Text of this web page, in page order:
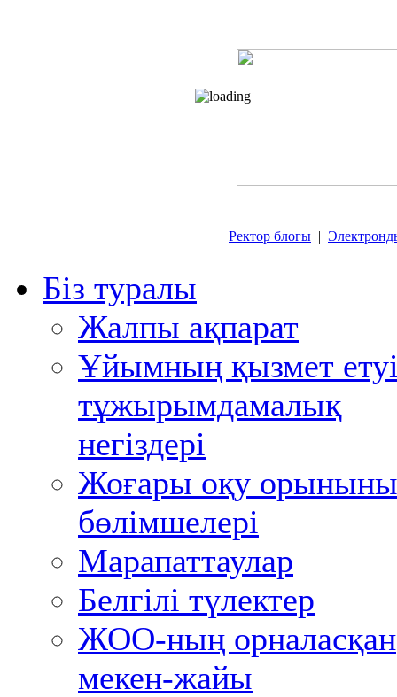
Ректор блогы |
Біз туралы
Жалпы ақпарат
Ұйымның қызмет
тұжырымдамалық
негіздері
Жоғары оқу
бөлімшелері
Марапаттаулар
Белгілі түлектер
ЖОО-ның орналасқан
мекен-жайы